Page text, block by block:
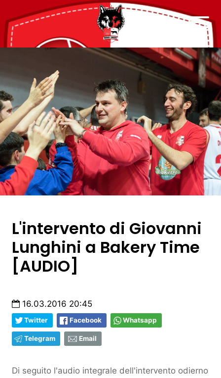
L'intervento di Giovanni
Lunghini a Bakery Time
[AUDIO]
16.03.2016 20:45
Twitter Facebook Whatsapp
Telegram Email
Di seguito l'audio integrale dell'intervento odierno